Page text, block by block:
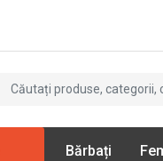
Bărbați